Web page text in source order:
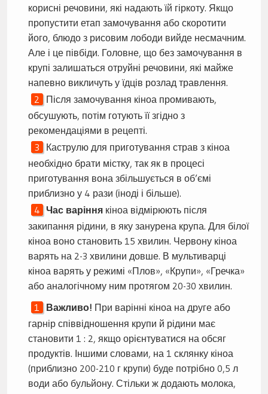
корисні речовини, які надають їй гіркоту. Якщо
пропустити етап замочування або скоротити
його, блюдо з рисовим лободи вийде несмачним.
Але і це півбіди. Головне, що без замочування в
крупі залишаться отруйні речовини, які майже
напевно викличуть у їдців розлад травлення.
Після замочування кіноа промивають,
обсушують, потім готують її згідно з
рекомендаціями в рецепті.
Каструлю для приготування страв з кіноа
необхідно брати містку, так як в процесі
приготування вона збільшується в об’ємі
приблизно у 4 рази (іноді і більше).
Час варіннякіноа відмірюють після
закипання рідини, в яку занурена крупа. Для білої
кіноа воно становить 15 хвилин. Червону кіноа
варять на 2-3 хвилини довше. В мультиварці
кіноа варять у режимі «Плов», «Крупи», «Гречка»
або аналогічному ним протягом 20-30 хвилин.
Важливо! При варінні кіноа на друге або
гарнір співвідношення крупи й рідини має
становити 1 : 2, якщо орієнтуватися на обсяг
продуктів. Іншими словами, на 1 склянку кіноа
(приблизно 200-210 г крупи) буде потрібно 0,5 л
води або бульйону. Стільки ж додають молока,